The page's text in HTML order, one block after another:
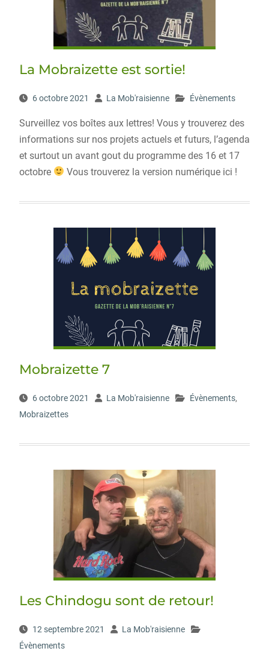
La Mobraizette est sortie!
6 octobre 2021 La Mob'raisienne Évènements
Surveillez vos boîtes aux lettres! Vous y trouverez des
informations sur nos projets actuels et futurs, l’agenda
et surtout un avant gout du programme des 16 et 17
octobre
Vous trouverez la version numérique ici !
Mobraizette 7
6 octobre 2021 La Mob'raisienne Évènements,
Mobraizettes
Les Chindogu sont de retour!
12 septembre 2021
La Mob'raisienne
Évènements